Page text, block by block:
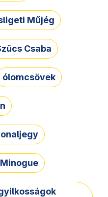
Műjég
Csaba
ólomcsövek